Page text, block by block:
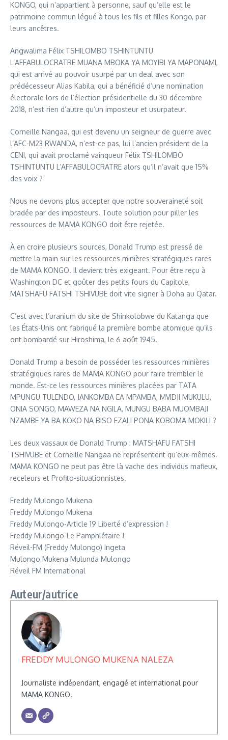
KONGO, qui n’appartient à personne, sauf qu’elle est le
patrimoine commun légué à tous les fils et filles Kongo, par
leurs ancêtres.
Angwalima Félix TSHILOMBO TSHINTUNTU
L’AFFABULOCRATRE MUANA MBOKA YA MOYIBI YA MAPONAMI,
qui est arrivé au pouvoir usurpé par un deal avec son
prédécesseur Alias Kabila, qui a bénéficié d’une nomination
électorale lors de l’élection présidentielle du 30 décembre
2018, n’est rien d’autre qu’un imposteur et usurpateur.
Corneille Nangaa, qui est devenu un seigneur de guerre avec
l’AFC-M23 RWANDA, n’est-ce pas, lui l’ancien président de la
CENI, qui avait proclamé vainqueur Félix TSHILOMBO
TSHINTUNTU L’AFFABULOCRATRE alors qu’il n’avait que 15%
des voix ?
Nous ne devons plus accepter que notre souveraineté soit
bradée par des imposteurs. Toute solution pour piller les
ressources de MAMA KONGO doit être rejetée.
À en croire plusieurs sources, Donald Trump est pressé de
mettre la main sur les ressources minières stratégiques rares
de MAMA KONGO. Il devient très exigeant. Pour être reçu à
Washington DC et goûter des petits fours du Capitole,
MATSHAFU FATSHI TSHIVUBE doit vite signer à Doha au Qatar.
C’est avec l’uranium du site de Shinkolobwe du Katanga que
les États-Unis ont fabriqué la première bombe atomique qu’ils
ont bombardé sur Hiroshima, le 6 août 1945.
Donald Trump a besoin de posséder les ressources minières
stratégiques rares de MAMA KONGO pour faire trembler le
monde. Est-ce les ressources minières placées par TATA
MPUNGU TULENDO, JANKOMBA EA MPAMBA, MVIDJI MUKULU,
ONIA SONGO, MAWEZA NA NGILA, MUNGU BABA MUOMBAJI
NZAMBE YA BA KOKO NA BISO EZALI PONA KOBOMA MOKILI ?
Les deux vassaux de Donald Trump : MATSHAFU FATSHI
TSHIVUBE et Corneille Nangaa ne représentent qu’eux-mêmes.
MAMA KONGO ne peut pas être là vache des individus mafieux,
receleurs et Profito-situationnistes.
Freddy Mulongo Mukena
Freddy Mulongo Mukena
Freddy Mulongo-Article 19 Liberté d’expression !
Freddy Mulongo-Le Pamphlétaire !
Réveil-FM (Freddy Mulongo) Ingeta
Mulongo Mukena Mulunda Mulongo
Réveil FM International
Auteur/autrice
FREDDY MULONGO MUKENA NALEZA
Journaliste indépendant, engagé et international pour
MAMA KONGO.